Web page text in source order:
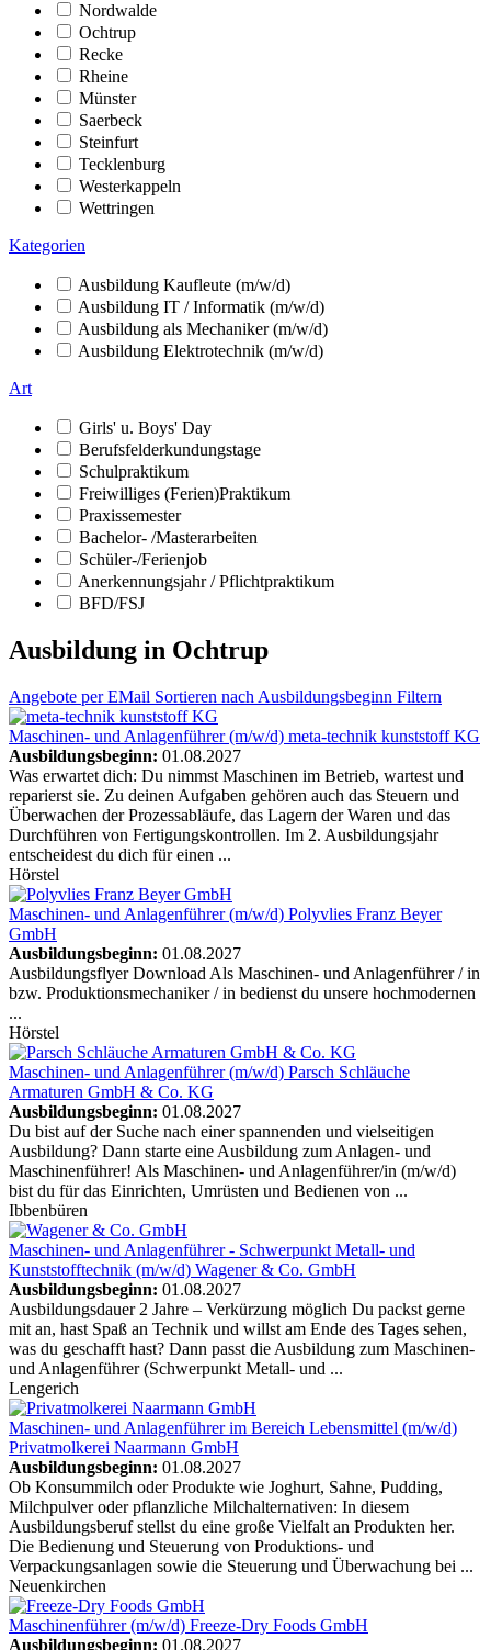
Nordwalde
Ochtrup
Recke
Rheine
Münster
Saerbeck
Steinfurt
Tecklenburg
Westerkappeln
Wettringen
Kategorien
Ausbildung Kaufleute (m/w/d)
Ausbildung IT / Informatik (m/w/d)
Ausbildung als Mechaniker (m/w/d)
Ausbildung Elektrotechnik (m/w/d)
Art
Girls' u. Boys' Day
Berufsfelderkundungstage
Schulpraktikum
Freiwilliges (Ferien)Praktikum
Praxissemester
Bachelor- /Masterarbeiten
Schüler-/Ferienjob
Anerkennungsjahr / Pflichtpraktikum
BFD/FSJ
Ausbildung in Ochtrup
Angebote per EMail Sortieren nach Ausbildungsbeginn Filtern
Maschinen- und Anlagenführer (m/w/d) meta-technik kunststoff KG
Ausbildungsbeginn: 01.08.2027
Was erwartet dich: Du nimmst Maschinen im Betrieb, wartest und
reparierst sie. Zu deinen Aufgaben gehören auch das Steuern und
Überwachen der Prozessabläufe, das Lagern der Waren und das
Durchführen von Fertigungskontrollen. Im 2. Ausbildungsjahr
entscheidest du dich für einen ...
Hörstel
Maschinen- und Anlagenführer (m/w/d) Polyvlies Franz Beyer
GmbH
Ausbildungsbeginn: 01.08.2027
Ausbildungsflyer Download Als Maschinen- und Anlagenführer / in
bzw. Produktionsmechaniker / in bedienst du unsere hochmodernen
...
Hörstel
Maschinen- und Anlagenführer (m/w/d) Parsch Schläuche
Armaturen GmbH & Co. KG
Ausbildungsbeginn: 01.08.2027
Du bist auf der Suche nach einer spannenden und vielseitigen
Ausbildung? Dann starte eine Ausbildung zum Anlagen- und
Maschinenführer! Als Maschinen- und Anlagenführer/in (m/w/d)
bist du für das Einrichten, Umrüsten und Bedienen von ...
Ibbenbüren
Maschinen- und Anlagenführer - Schwerpunkt Metall- und
Kunststofftechnik (m/w/d) Wagener & Co. GmbH
Ausbildungsbeginn: 01.08.2027
Ausbildungsdauer 2 Jahre – Verkürzung möglich Du packst gerne
mit an, hast Spaß an Technik und willst am Ende des Tages sehen,
was du geschafft hast? Dann passt die Ausbildung zum Maschinen-
und Anlagenführer (Schwerpunkt Metall- und ...
Lengerich
Maschinen- und Anlagenführer im Bereich Lebensmittel (m/w/d)
Privatmolkerei Naarmann GmbH
Ausbildungsbeginn: 01.08.2027
Ob Konsummilch oder Produkte wie Joghurt, Sahne, Pudding,
Milchpulver oder pflanzliche Milchalternativen: In diesem
Ausbildungsberuf stellst du eine große Vielfalt an Produkten her.
Die Bedienung und Steuerung von Produktions- und
Verpackungsanlagen sowie die Steuerung und Überwachung bei ...
Neuenkirchen
Maschinenführer (m/w/d) Freeze-Dry Foods GmbH
Ausbildungsbeginn: 01.08.2027